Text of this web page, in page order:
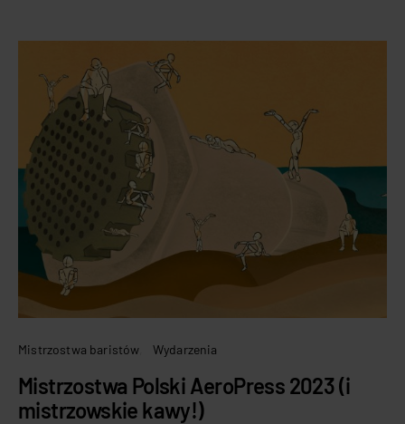
Mistrzostwa baristów Wydarzenia
Mistrzostwa Polski AeroPress 2023 (i
mistrzowskie kawy!)